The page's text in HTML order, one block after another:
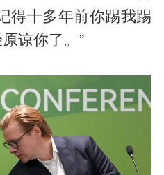
得十多年前你踢我踢
谅你了。”